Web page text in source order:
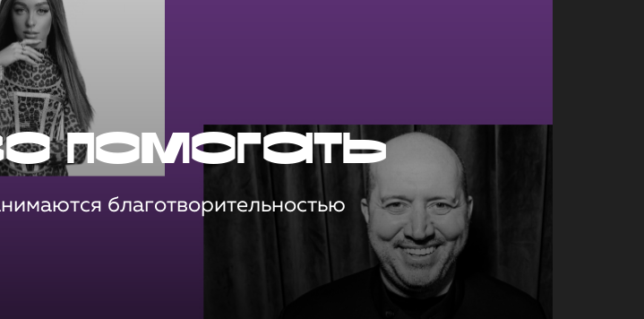
помогать
благотворительностью